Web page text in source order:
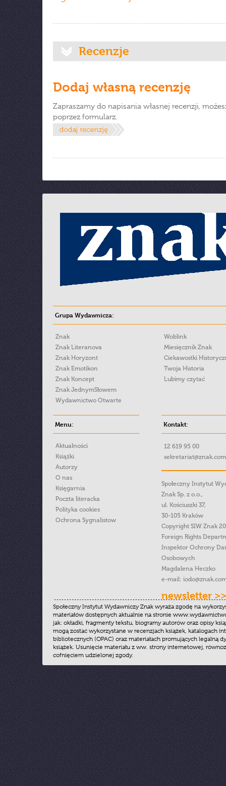
Recenzje
Dodaj własną recenzję
Zapraszamy do napisania własnej recenzji,
poprzez formularz.
Grupa Wydawnicza:
Znak
Znak Literanova
Znak Horyzont
Znak Emotikon
Znak Koncept
Znak JednymSłowem
Wydawnictwo Otwarte
Woblink
Miesięcznik Znak
Ciekawostki
Twoja Historia
Lubimy czytać
Menu:
Aktualności
Książki
Autorzy
O nas
Księgarnia
Poczta literacka
Polityka cookies
Ochrona Sygnalistow
Kontakt:
12 619 95 00
Społeczny Instytut
Znak Sp. z o.o.,
ul. Kościuszki 37,
30-105 Kraków
Copyright SIW Znak
Foreign Rights
Inspektor Ochrony
Osobowych
Magdalena Heczko
e-mail:
newsletter >>
Społeczny Instytut Wydawniczy Znak wyraża zgodę na
materiałów dostępnych aktualnie na stronie
jak: okładki, fragmenty tekstu, biogramy autorów oraz opisy
mogą zostać wykorzystane w recenzjach książek, katalogach
bibliotecznych (OPAC) oraz materiałach promujących legalną
książek. Usunięcie materiału z ww. strony internetowej,
cofnięciem udzielonej zgody.